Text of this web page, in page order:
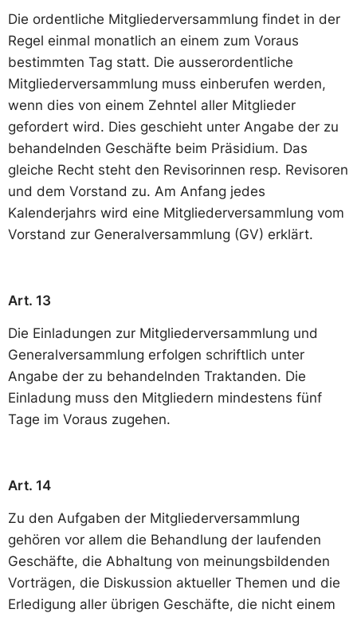
Die ordentliche Mitgliederversammlung findet in der
Regel einmal monatlich an einem zum Voraus
bestimmten Tag statt. Die ausserordentliche
Mitgliederversammlung muss einberufen werden,
wenn dies von einem Zehntel aller Mitglieder
gefordert wird. Dies geschieht unter Angabe der zu
behandelnden Geschäfte beim Präsidium. Das
gleiche Recht steht den Revisorinnen resp. Revisoren
und dem Vorstand zu. Am Anfang jedes
Kalenderjahrs wird eine Mitgliederversammlung vom
Vorstand zur Generalversammlung (GV) erklärt.
Art. 13
Die Einladungen zur Mitgliederversammlung und
Generalversammlung erfolgen schriftlich unter
Angabe der zu behandelnden Traktanden. Die
Einladung muss den Mitgliedern mindestens fünf
Tage im Voraus zugehen.
Art. 14
Zu den Aufgaben der Mitgliederversammlung
gehören vor allem die Behandlung der laufenden
Geschäfte, die Abhaltung von meinungsbildenden
Vorträgen, die Diskussion aktueller Themen und die
Erledigung aller übrigen Geschäfte, die nicht einem